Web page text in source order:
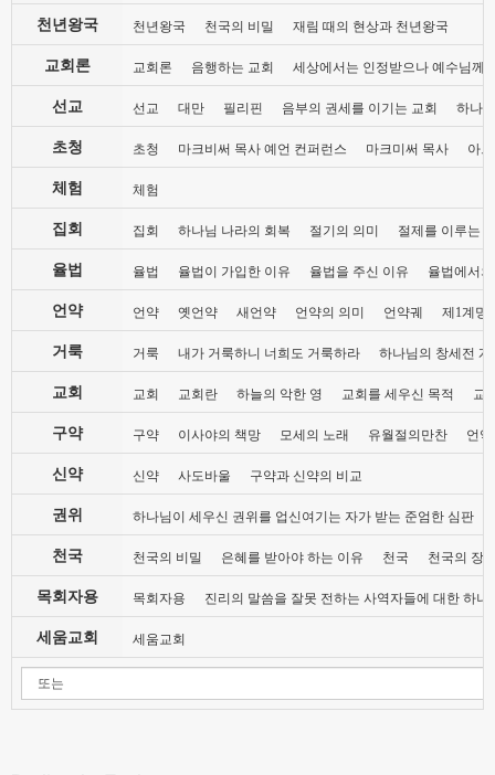
천년왕국 천년왕국 천국의 비밀 재림 때의 현상과 천년왕국
교회론 교회론 음행하는 교회 세상에서는 인정받으나 예수님께
선교 선교 대만 필리핀 음부의 권세를 이기는 교회 하나
초청 초청 마크비써 목사 예언 컨퍼런스 마크미써 목사 아
체험 체험
집회 집회 하나님 나라의 회복 절기의 의미 절제를 이루는
율법 율법 율법이 가입한 이유 율법을 주신 이유 율법에서
언약 언약 옛언약 새언약 언약의 의미 언약궤 제1계명
거룩 거룩 내가 거룩하니 너희도 거룩하라 하나님의 창세전 계
교회 교회 교회란 하늘의 악한 영 교회를 세우신 목적 교
구약 구약 이사야의 책망 모세의 노래 유월절의만찬 언
신약 신약 사도바울 구약과 신약의 비교
권위 하나님이 세우신 권위를 업신여기는 자가 받는 준엄한 심판
천국 천국의 비밀 은혜를 받아야 하는 이유 천국 천국의 장
목회자용 목회자용 진리의 말씀을 잘못 전하는 사역자들에 대한 하나
세움교회 세움교회